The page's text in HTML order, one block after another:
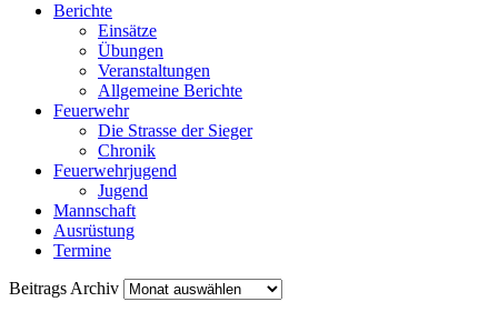
Berichte
Einsätze
Übungen
Veranstaltungen
Allgemeine Berichte
Feuerwehr
Die Strasse der Sieger
Chronik
Feuerwehrjugend
Jugend
Mannschaft
Ausrüstung
Termine
Beitrags Archiv Beitrags